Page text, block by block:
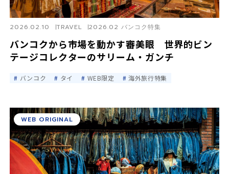
バンコクから市場を動かす審美眼 世界的ビン
テージコレクターのサリーム・ガンチ
2026.02.10 TRAVEL 2026.02 バンコク特集
バンコク タイ WEB限定 海外旅行特集
WEB ORIGINAL